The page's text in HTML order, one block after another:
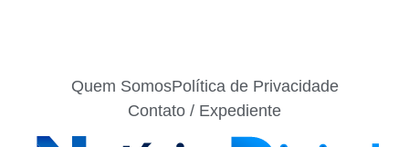
Quem SomosPolítica de Privacidade
Contato / Expediente